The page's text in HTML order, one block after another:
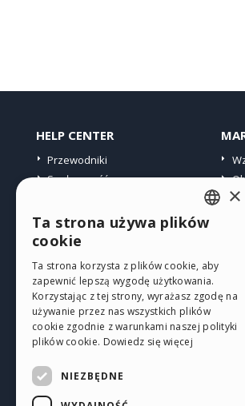
HELP CENTER
Przewodniki
Społeczność
PROFIL
Moje wpisy
Moje licencje
Pobieranie
Web hosting
ENGLISH
GERMAN
SPANISH
PORTUGUESE
×
Ta strona używa plików
cookie
Ta strona korzysta z plików cookie, aby
zapewnić lepszą wygodę użytkowania.
Korzystając z tej strony, wyrażasz zgodę na
używanie przez nas wszystkich plików
cookie zgodnie z warunkami naszej polityki
plików cookie. Dowiedz się więcej
NIEZBĘDNE